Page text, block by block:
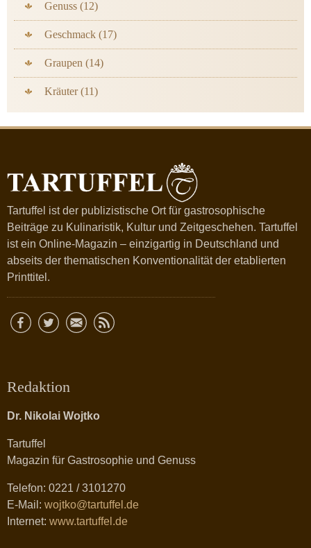
Genuss (12)
Geschmack (17)
Graupen (14)
Kräuter (11)
Tartuffel ist der publizistische Ort für gastrosophische
Beiträge zu Kulinaristik, Kultur und Zeitgeschehen. Tartuffel
ist ein Online-Magazin – einzigartig in Deutschland und
abseits der thematischen Konventionalität der etablierten
Printtitel.
Redaktion
Dr. Nikolai Wojtko
Tartuffel
Magazin für Gastrosophie und Genuss
Telefon: 0221 / 3101270
E-Mail: wojtko@tartuffel.de
Internet: www.tartuffel.de